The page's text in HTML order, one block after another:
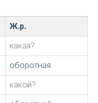
Ж.р.
какая?
оборотная
какой?